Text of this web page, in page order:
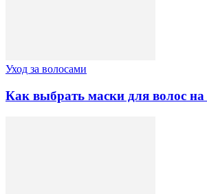
Уход за волосами
Как выбрать маски для волос